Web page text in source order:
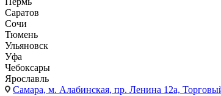
Саратов
Сочи
Тюмень
Ульяновск
Уфа
Чебоксары
Ярославль
Самара, м. Алабинская, пр. Ленина 12а,